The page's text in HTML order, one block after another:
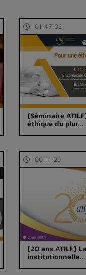
01:47:02
[Séminaire
éthique du plur…
00:11:29
[20 ans ATILF]
institutionnelle…